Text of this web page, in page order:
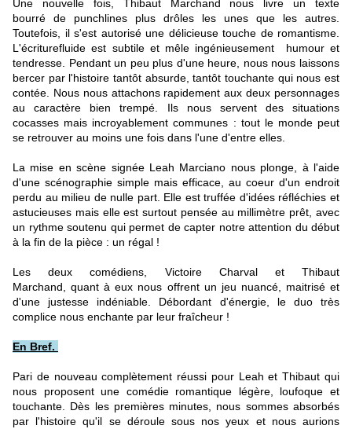
Une nouvelle fois, Thibaut Marchand nous livre un texte
bourré de punchlines plus drôles les unes que les autres.
Toutefois, il s'est autorisé une délicieuse touche de romantisme.
L'écriturefluide est subtile et mêle ingénieusement humour et
tendresse. Pendant un peu plus d'une heure, nous nous laissons
bercer par l'histoire tantôt absurde, tantôt touchante qui nous est
contée. Nous nous attachons rapidement aux deux personnages
au caractère bien trempé. Ils nous servent des situations
cocasses mais incroyablement communes : tout le monde peut
se retrouver au moins une fois dans l'une d'entre elles.
La mise en scène signée Leah Marciano nous plonge, à l'aide
d'une scénographie simple mais efficace, au coeur d'un endroit
perdu au milieu de nulle part. Elle est truffée d'idées réfléchies et
astucieuses mais elle est surtout pensée au millimètre prêt, avec
un rythme soutenu qui permet de capter notre attention du début
à la fin de la pièce : un régal !
Les deux comédiens, Victoire Charval et Thibaut
Marchand, quant à eux nous offrent un jeu nuancé, maitrisé et
d'une justesse indéniable. Débordant d'énergie, le duo très
complice nous enchante par leur fraîcheur !
En Bref.
Pari de nouveau complètement réussi pour Leah et Thibaut qui
nous proposent une comédie romantique légère, loufoque et
touchante. Dès les premières minutes, nous sommes absorbés
par l'histoire qu'il se déroule sous nos yeux et nous aurions